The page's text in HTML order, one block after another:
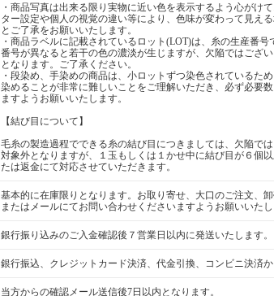
・商品写真は出来る限り実物に近い色を表示するよう心がけ
ター設定や個人の視覚の違い等により、色味が変わって見え
とご了承をお願いいたします。
・商品ラベルに記載されているロット(LOT)は、糸の生産番号
番号が異なると若干の色の濃淡が生じますが、欠陥ではござ
となります。ご了承ください。
・段染め、手染めの商品は、小ロットずつ染色されているた
染めることが非常に難しいことをご理解いただき、必ず必要
ますようお願いいたします。
【結び目について】
毛糸の製造過程でできる糸の結び目につきましては、欠陥で
対象外となりますが、１玉もしくは１かせ中に結び目が６個
たは返金にて対応させていただきます。
基本的に在庫限りとなります。お取り寄せ、大口のご注文、
またはメールにてお問い合わせくださいますようお願いいたし
銀行振り込みのご入金確認後７営業日以内に発送いたします。
銀行振込、クレジットカード決済、代金引換、コンビニ決済か
当方からの確認メール送信後7日以内となります。